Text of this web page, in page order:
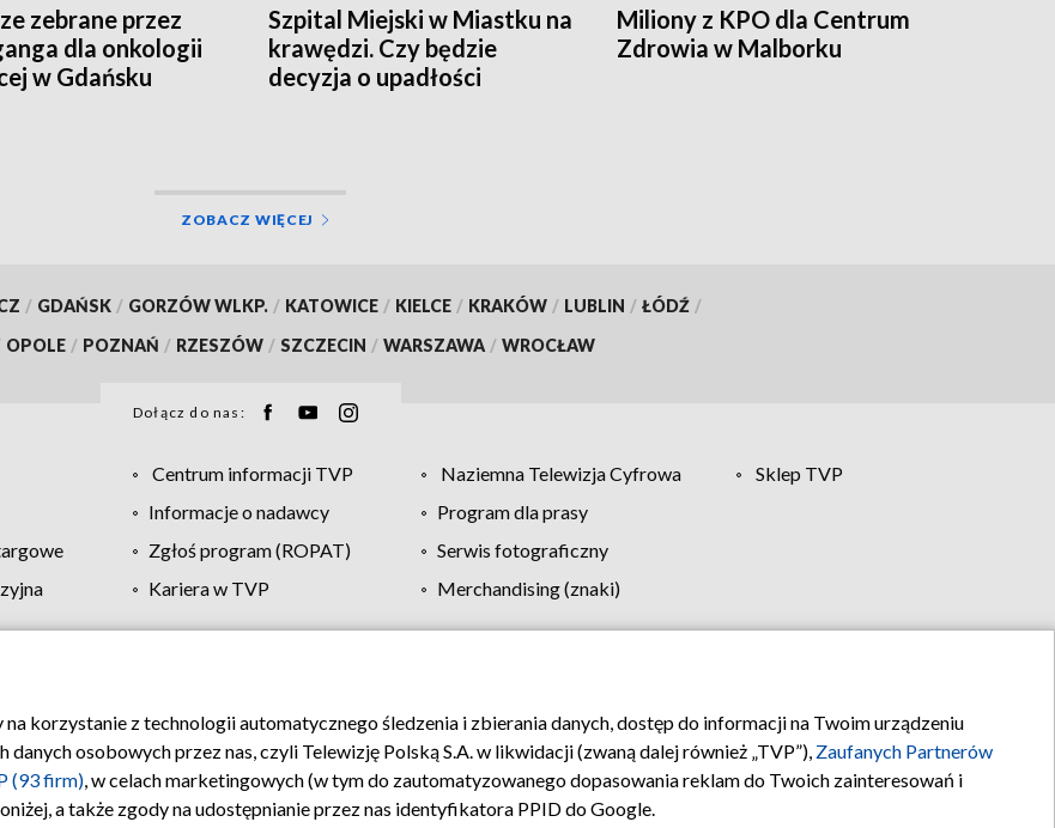
zebrane przez
dla onkologii
w Gdańsku
Szpital Miejski w Miastku na
krawędzi. Czy będzie
decyzja o upadłości
Miliony z KPO dla Centrum
Zdrowia w Malborku
ZOBACZ WIĘCEJ
/ GDAŃSK / GORZÓW WLKP. / KATOWICE / KIELCE / KRAKÓW / LUBLIN / ŁÓDŹ /
OPOLE / POZNAŃ / RZESZÓW / SZCZECIN / WARSZAWA / WROCŁAW
Dołącz do nas:
Centrum informacji TVP Naziemna Telewizja Cyfrowa
Sklep TVP
Informacje o nadawcy
Program dla prasy
Zgłoś program (ROPAT)
Serwis fotograficzny
Kariera w TVP
Merchandising (znaki)
prywatności Moje zgody Pomoc Biuro reklamy Kontakt
korzystanie z technologii automatycznego śledzenia i zbierania danych, dostęp do informacji na Twoim urządzeniu
osobowych przez nas, czyli Telewizję Polską S.A. w likwidacji (zwaną dalej również „TVP”), Zaufanych Partnerów
(93 firm), w celach marketingowych (w tym do zautomatyzowanego dopasowania reklam do Twoich zainteresowań i
a także zgody na udostępnianie przez nas identyfikatora PPID do Google.